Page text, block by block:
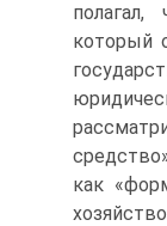
который
как